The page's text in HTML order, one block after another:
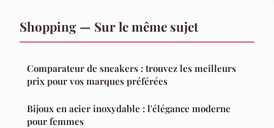
Shopping — Sur le même sujet
Comparateur de sneakers : trouvez les meilleurs
prix pour vos marques préférées
Bijoux en acier inoxydable : l'élégance moderne
pour femmes